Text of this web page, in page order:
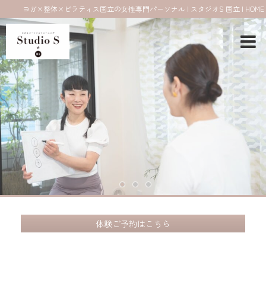
ヨガ×整体×ピラティス国立の女性専門パーソナル | スタジオS 国立 | HOME
体験ご予約はこちら